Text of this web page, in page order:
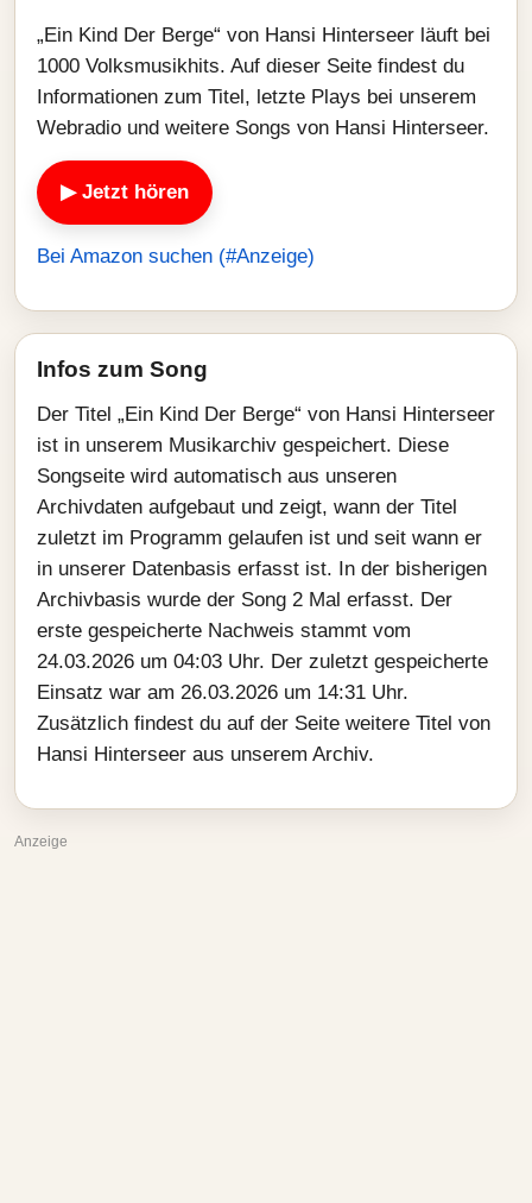
„Ein Kind Der Berge“ von Hansi Hinterseer läuft bei
1000 Volksmusikhits. Auf dieser Seite findest du
Informationen zum Titel, letzte Plays bei unserem
Webradio und weitere Songs von Hansi Hinterseer.
▶ Jetzt hören
Bei Amazon suchen (#Anzeige)
Infos zum Song
Der Titel „Ein Kind Der Berge“ von Hansi Hinterseer
ist in unserem Musikarchiv gespeichert. Diese
Songseite wird automatisch aus unseren
Archivdaten aufgebaut und zeigt, wann der Titel
zuletzt im Programm gelaufen ist und seit wann er
in unserer Datenbasis erfasst ist. In der bisherigen
Archivbasis wurde der Song 2 Mal erfasst. Der
erste gespeicherte Nachweis stammt vom
24.03.2026 um 04:03 Uhr. Der zuletzt gespeicherte
Einsatz war am 26.03.2026 um 14:31 Uhr.
Zusätzlich findest du auf der Seite weitere Titel von
Hansi Hinterseer aus unserem Archiv.
Anzeige